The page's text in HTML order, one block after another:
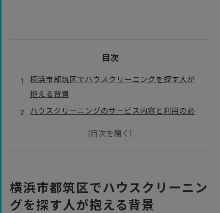
目次
横浜市都筑区でハウスクリーニングを探す人が
抱える背景
ハウスクリーニングのサービス内容と利用の必
まとめ
よくある質問
横浜市都筑区でハウスクリーニン
グを探す人が抱える背景